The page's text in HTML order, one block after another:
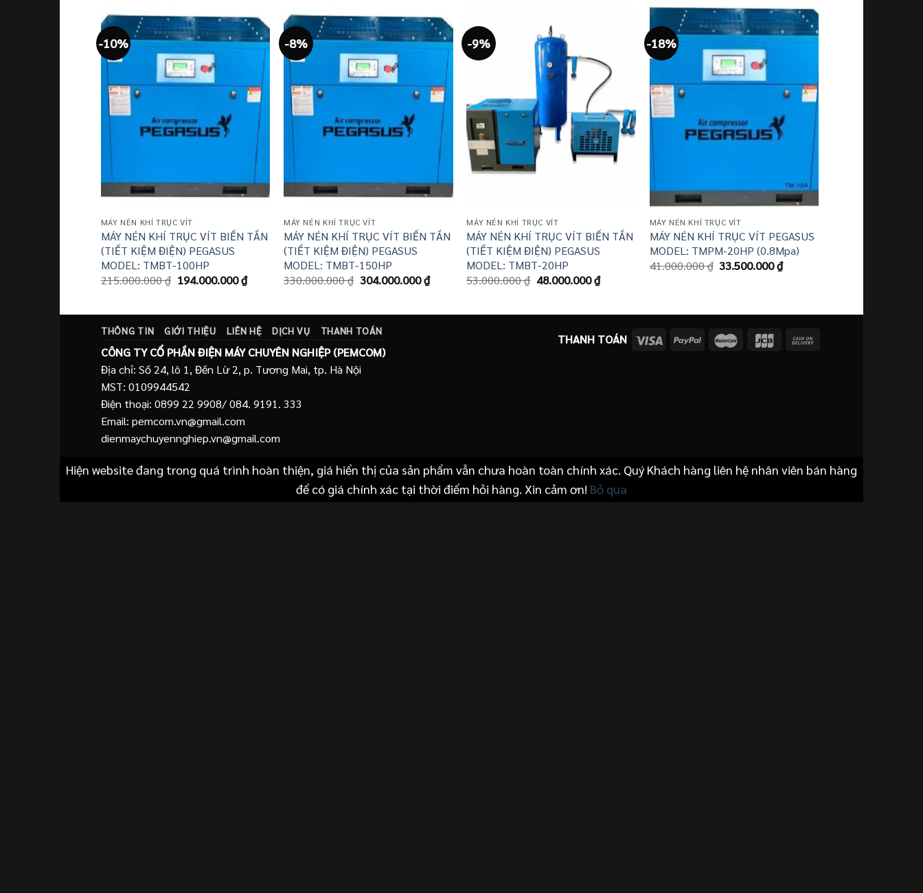
-10%
MÁY NÉN KHÍ TRỤC VÍT
MÁY NÉN KHÍ TRỤC VÍT BIẾN TẦN
(TIẾT KIỆM ĐIỆN) PEGASUS
MODEL: TMBT-100HP
215.000.000₫ Giá
gốc
215.000.000 ₫.
194.000.000₫Giá
hiện
là:
194.000.000 ₫.
-8%
MÁY NÉN KHÍ TRỤC VÍT
MÁY NÉN KHÍ TRỤC VÍT BIẾN TẦN
(TIẾT KIỆM ĐIỆN) PEGASUS
MODEL: TMBT-150HP
330.000.000₫ Giá
330.000.000 ₫.
304.000.000₫Giá
hiện
là:
-9%
MÁY NÉN KHÍ TRỤC VÍT
MÁY NÉN KHÍ TRỤC VÍT BIẾN TẦN
(TIẾT KIỆM ĐIỆN) PEGASUS
MODEL: TMBT-20HP
53.000.000₫ Giá
53.000.000 ₫.
48.000.000₫Giá
là:
-18%
MÁY NÉN KHÍ TRỤC VÍT
MÁY NÉN KHÍ TRỤC VÍT PEGASUS
MODEL: TMPM-20HP (0.8Mpa)
41.000.000₫ Giá
33.500.000₫Giá
THANH TOÁN
THÔNG TIN GIỚI THIỆU LIÊN HỆ DỊCH VỤ THANH TOÁN
CÔNG TY CỔ PHẦN ĐIỆN MÁY CHUYÊN NGHIỆP (PEMCOM)
Địa chỉ: Số 24, lô 1, Đền Lừ 2, p. Tương Mai, tp. Hà Nội
MST: 0109944542
Điện thoại: 0899 22 9908/ 084. 9191. 333
Email: pemcom.vn@gmail.com
dienmaychuyennghiep.vn@gmail.com
Hiện website đang trong quá trình hoàn thiện, giá hiển thị của sản phẩm vẫn chưa hoàn toàn chính xác. Quý Khách hàng liên hệ nhân viên bán hàng
để có giá chính xác tại thời điểm hỏi hàng. Xin cảm ơn! Bỏ qua